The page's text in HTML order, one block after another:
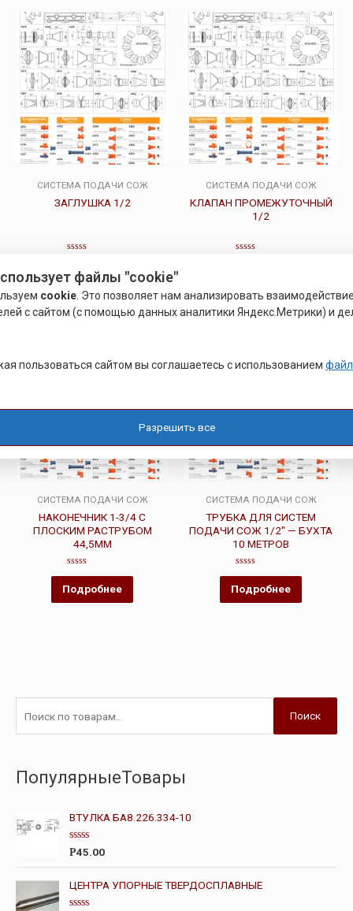
СИСТЕМА ПОДАЧИ СОЖ
ЗАГЛУШКА 1/2
из
Подробнее
СИСТЕМА ПОДАЧИ СОЖ
КЛАПАН ПРОМЕЖУТОЧНЫЙ
1/2
СИСТЕМА ПОДАЧИ СОЖ
НАКОНЕЧНИК 1-3/4 С
ПЛОСКИМ РАСТРУБОМ
44,5ММ
Оценка
0
из
5
Подробнее
СИСТЕМА ПОДАЧИ СОЖ
ТРУБКА ДЛЯ СИСТЕМ
ПОДАЧИ СОЖ 1/2″ — БУХТА
10 МЕТРОВ
Оценка
0
из
5
Подробнее
Поиск
ПопулярныеТовары
ВТУЛКА БА8.226.334-10
О
е
н
к
а
Р45.00
ЦЕНТРА УПОРНЫЕ ТВЕРДОСПЛАВНЫЕ
файлы "cookie"
cookie . Это позволяет нам анализировать
с сайтом (с помощью данных аналитики Яндекс.Метрики) и
пользоваться сайтом вы соглашаетесь с использованием
Разрешить все